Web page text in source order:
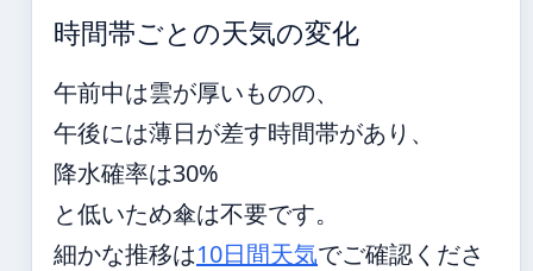
時間帯ごとの天気の変化
午前中は雲が厚いものの、
午後には薄日が差す時間帯があり、
降水確率は30%
と低いため傘は不要です。
細かな推移は10日間天気でご確認くださ